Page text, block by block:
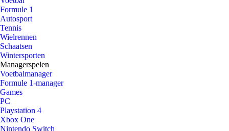
Formule 1
Autosport
Tennis
Wielrennen
Schaatsen
Wintersporten
Managerspelen
Voetbalmanager
Formule 1-manager
Games
PC
Playstation 4
Xbox One
Nintendo Switch